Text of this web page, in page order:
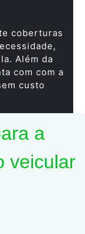
coberturas
Além da
com com a
custo
a
veicular